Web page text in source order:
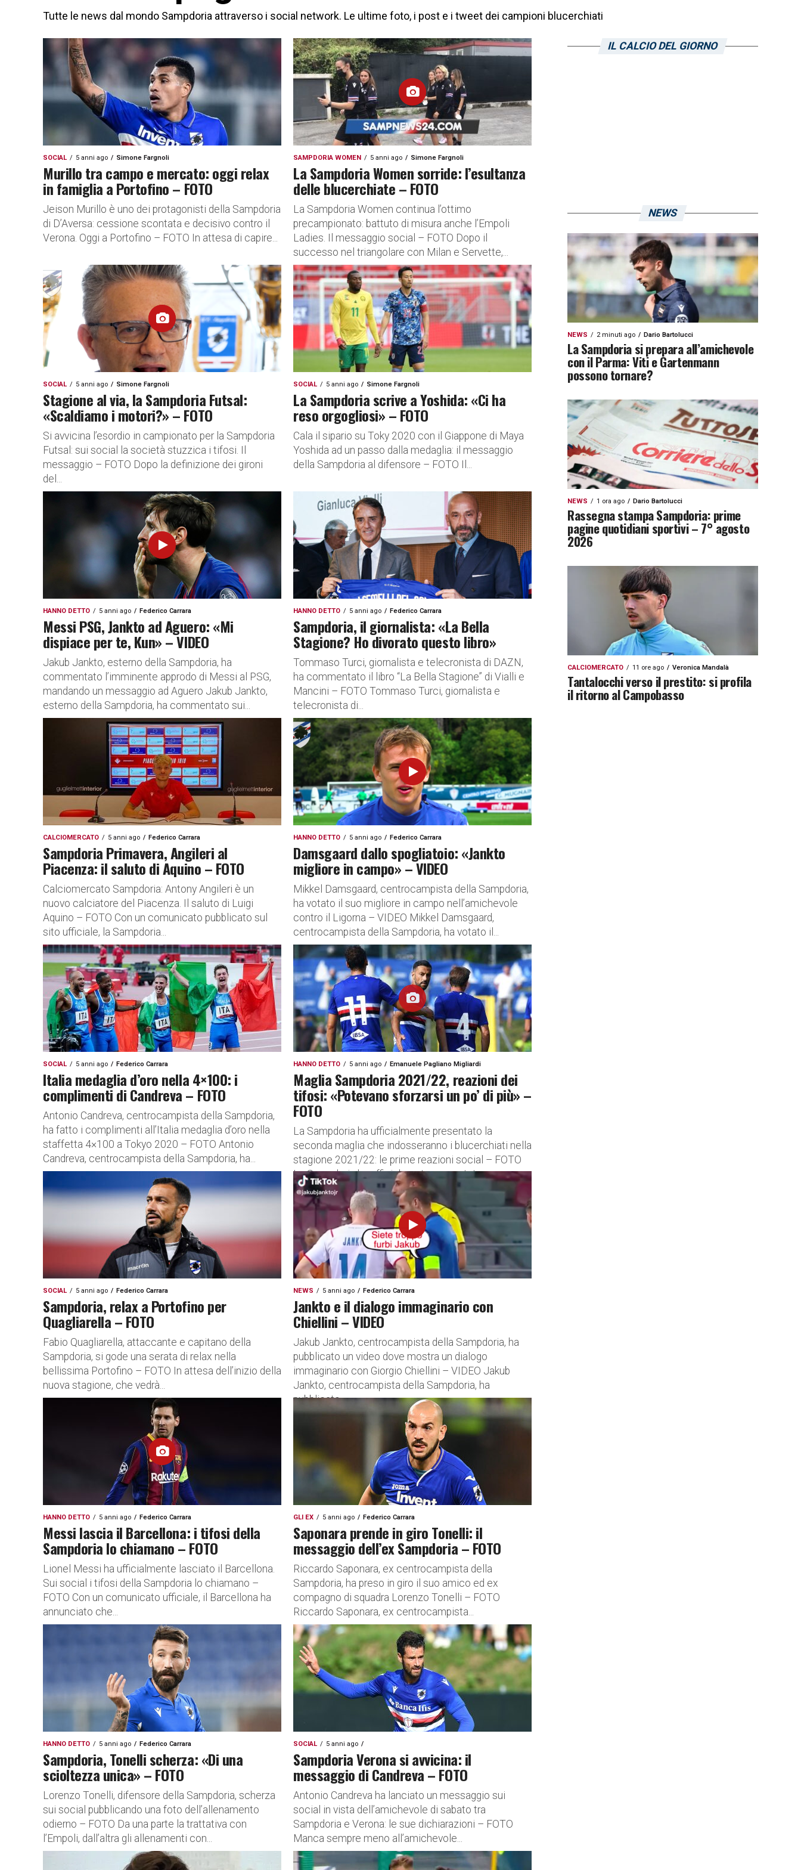
Tutte le news dal mondo Sampdoria attraverso i social network. Le ultime foto, i post e i tweet dei campioni blucerchiati
SOCIAL 5 anni ago Simone Fargnoli
Murillo tra campo e mercato: oggi relax
in famiglia a Portofino – FOTO
Jeison Murillo è uno dei protagonisti della Sampdoria
di D’Aversa: cessione scontata e decisivo contro il
Verona. Oggi a Portofino – FOTO In attesa di capire...
SAMPDORIA WOMEN 5 anni ago Simone Fargnoli
La Sampdoria Women sorride: l’esultanza
delle blucerchiate – FOTO
La Sampdoria Women continua l’ottimo
precampionato: battuto di misura anche l’Empoli
Ladies. Il messaggio social – FOTO Dopo il
successo nel triangolare con Milan e Servette,...
SOCIAL 5 anni ago Simone Fargnoli
Stagione al via, la Sampdoria Futsal:
«Scaldiamo i motori?» – FOTO
Si avvicina l’esordio in campionato per la Sampdoria
Futsal: sui social la società stuzzica i tifosi. Il
messaggio – FOTO Dopo la definizione dei gironi
del...
SOCIAL 5 anni ago Simone Fargnoli
La Sampdoria scrive a Yoshida: «Ci ha
reso orgogliosi» – FOTO
Cala il sipario su Toky 2020 con il Giappone di Maya
Yoshida ad un passo dalla medaglia: il messaggio
della Sampdoria al difensore – FOTO Il...
HANNO DETTO 5 anni ago Federico Carrara
Messi PSG, Jankto ad Aguero: «Mi
dispiace per te, Kun» – VIDEO
Jakub Jankto, esterno della Sampdoria, ha
commentato l’imminente approdo di Messi al PSG,
mandando un messaggio ad Aguero Jakub Jankto,
esterno della Sampdoria, ha commentato sui...
HANNO DETTO 5 anni ago Federico Carrara
Sampdoria, il giornalista: «La Bella
Stagione? Ho divorato questo libro»
Tommaso Turci, giornalista e telecronista di DAZN,
ha commentato il libro “La Bella Stagione” di Vialli e
Mancini – FOTO Tommaso Turci, giornalista e
telecronista di...
CALCIOMERCATO 5 anni ago Federico Carrara
Sampdoria Primavera, Angileri al
Piacenza: il saluto di Aquino – FOTO
Calciomercato Sampdoria: Antony Angileri è un
nuovo calciatore del Piacenza. Il saluto di Luigi
Aquino – FOTO Con un comunicato pubblicato sul
sito ufficiale, la Sampdoria...
HANNO DETTO 5 anni ago Federico Carrara
Damsgaard dallo spogliatoio: «Jankto
migliore in campo» – VIDEO
Mikkel Damsgaard, centrocampista della Sampdoria,
ha votato il suo migliore in campo nell’amichevole
contro il Ligorna – VIDEO Mikkel Damsgaard,
centrocampista della Sampdoria, ha votato il...
SOCIAL 5 anni ago Federico Carrara
Italia medaglia d’oro nella 4×100: i
complimenti di Candreva – FOTO
Antonio Candreva, centrocampista della Sampdoria,
ha fatto i complimenti all’Italia medaglia d’oro nella
staffetta 4×100 a Tokyo 2020 – FOTO Antonio
Candreva, centrocampista della Sampdoria, ha...
HANNO DETTO 5 anni ago Emanuele Pagliano Migliardi
Maglia Sampdoria 2021/22, reazioni dei
tifosi: «Potevano sforzarsi un po’ di più» –
FOTO
La Sampdoria ha ufficialmente presentato la
seconda maglia che indosseranno i blucerchiati nella
stagione 2021/22: le prime reazioni social – FOTO
La Sampdoria ha ufficialmente presentato...
SOCIAL 5 anni ago Federico Carrara
Sampdoria, relax a Portofino per
Quagliarella – FOTO
Fabio Quagliarella, attaccante e capitano della
Sampdoria, si gode una serata di relax nella
bellissima Portofino – FOTO In attesa dell’inizio della
nuova stagione, che vedrà...
NEWS 5 anni ago Federico Carrara
Jankto e il dialogo immaginario con
Chiellini – VIDEO
Jakub Jankto, centrocampista della Sampdoria, ha
pubblicato un video dove mostra un dialogo
immaginario con Giorgio Chiellini – VIDEO Jakub
Jankto, centrocampista della Sampdoria, ha
pubblicato...
HANNO DETTO 5 anni ago Federico Carrara
Messi lascia il Barcellona: i tifosi della
Sampdoria lo chiamano – FOTO
Lionel Messi ha ufficialmente lasciato il Barcellona.
Sui social i tifosi della Sampdoria lo chiamano –
FOTO Con un comunicato ufficiale, il Barcellona ha
annunciato che...
GLI EX 5 anni ago Federico Carrara
Saponara prende in giro Tonelli: il
messaggio dell’ex Sampdoria – FOTO
Riccardo Saponara, ex centrocampista della
Sampdoria, ha preso in giro il suo amico ed ex
compagno di squadra Lorenzo Tonelli – FOTO
Riccardo Saponara, ex centrocampista...
HANNO DETTO 5 anni ago Federico Carrara
Sampdoria, Tonelli scherza: «Di una
scioltezza unica» – FOTO
Lorenzo Tonelli, difensore della Sampdoria, scherza
sui social pubblicando una foto dell’allenamento
odierno – FOTO Da una parte la trattativa con
l’Empoli, dall’altra gli allenamenti con...
SOCIAL 5 anni ago
Sampdoria Verona si avvicina: il
messaggio di Candreva – FOTO
Antonio Candreva ha lanciato un messaggio sui
social in vista dell’amichevole di sabato tra
Sampdoria e Verona: le sue dichiarazioni – FOTO
Manca sempre meno all’amichevole...
IL CALCIO DEL GIORNO
NEWS
NEWS 2 minuti ago Dario Bartolucci
La Sampdoria si prepara all’amichevole
con il Parma: Viti e Gartenmann
possono tornare?
NEWS 1 ora ago Dario Bartolucci
Rassegna stampa Sampdoria: prime
pagine quotidiani sportivi – 7° agosto
2026
CALCIOMERCATO 11 ore ago Veronica Mandalà
Tantalocchi verso il prestito: si profila
il ritorno al Campobasso